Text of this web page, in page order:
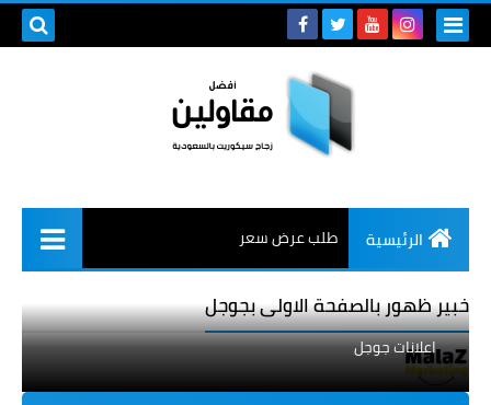
الرئيسية طلب عرض سعر
خبير ظهور بالصفحة الاولى بجوجل
اعلانات جوجل